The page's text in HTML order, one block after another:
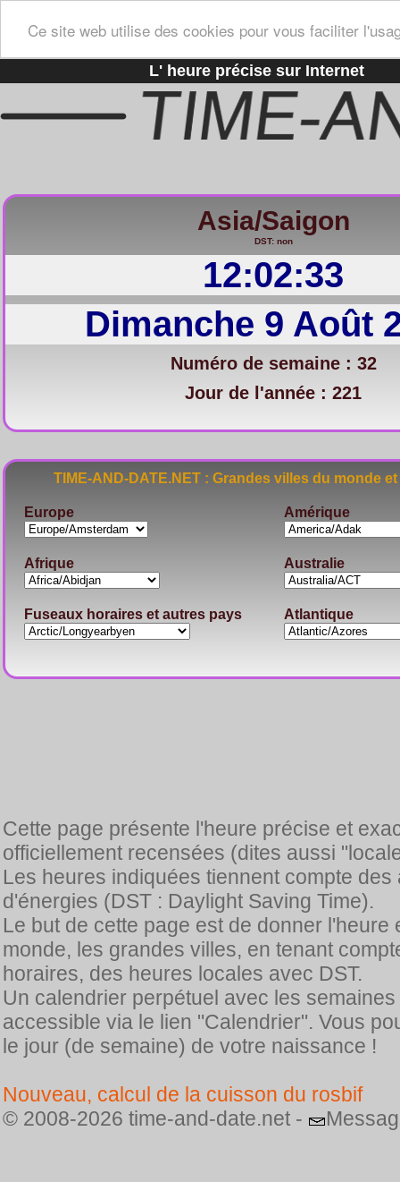
Ce site web utilise des cookies pour vous faciliter
L' heure précise sur Internet
Asia/Saigon
DST: non
12:02:34
Dimanche 9 Août
Numéro de semaine : 32
Jour de l'année : 221
TIME-AND-DATE.NET : Grandes villes du
Europe Amérique
Afrique Australie
Fuseaux horaires et autres pays Atlantique
Cette page présente l'heure précise et
officiellement recensées (dites aussi
Les heures indiquées tiennent compte
d'énergies (DST : Daylight Saving Time).
Le but de cette page est de donner
monde, les grandes villes, en tenant
horaires, des heures locales avec DST.
Un calendrier perpétuel avec les
accessible via le lien "Calendrier". Vous
le jour (de semaine) de votre naissance !
Nouveau, calcul de la cuisson du rosbif
© 2008-2026 time-and-date.net -